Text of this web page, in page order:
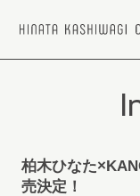
柏木ひなた
売決定！